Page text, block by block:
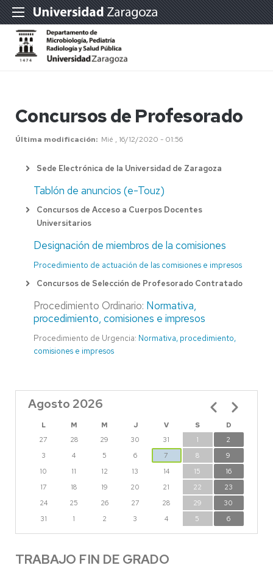
Concursos de Profesorado
Última modificación Mié , 16/12/2020 - 01:56
Sede Electrónica de la Universidad de Zaragoza
Tablón de anuncios (e-Touz)
Concursos de Acceso a Cuerpos Docentes
Universitarios
Designación de miembros de la comisiones
Procedimiento de actuación de las comisiones e impresos
Concursos de Selección de Profesorado Contratado
Procedimiento Ordinario: Normativa,
procedimiento, comisiones e impresos
Procedimiento de Urgencia: Normativa, procedimiento,
comisiones e impresos
Agosto 2026
L M M J V S
D
27
28 29 30 31 1
2
3
4 5 6 7 8
9
10
11 12 13 14 15
16
17
18 19 20 21 22
23
24
25 26 27 28 29
30
31
1 2 3 4 5 6
Paginación
TRABAJO FIN DE GRADO